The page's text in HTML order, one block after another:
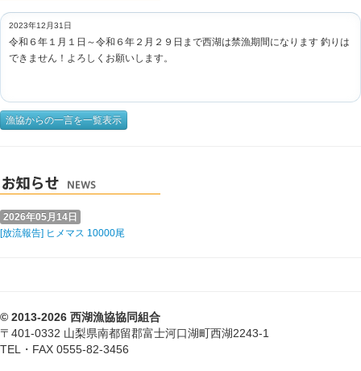
2023年12月31日
令和６年１月１日～令和６年２月２９日まで西湖は禁漁期間になります 釣りは
できません！よろしくお願いします。
漁協からの一言を一覧表示
2026年05月14日
[放流報告] ヒメマス 10000尾
© 2013-2026 西湖漁協協同組合
〒401-0332 山梨県南都留郡富士河口湖町西湖2243-1
TEL・FAX 0555-82-3456